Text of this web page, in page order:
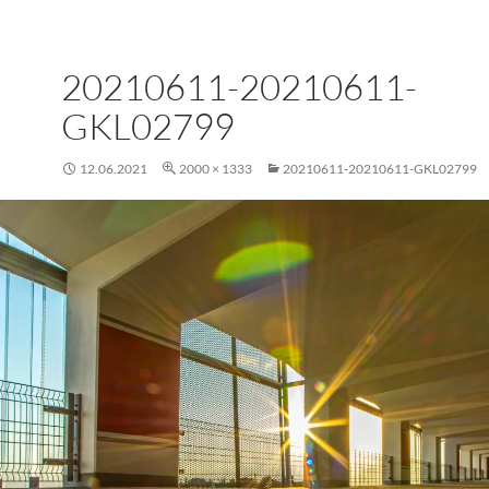
20210611-20210611-
GKL02799
12.06.2021 2000 × 1333 20210611-20210611-GKL02799